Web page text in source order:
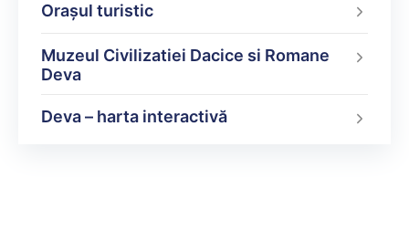
Oraşul turistic
Muzeul Civilizatiei Dacice si Romane
Deva
Deva – harta interactivă